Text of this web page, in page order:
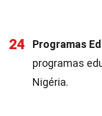
24 Programas
programas
Nigéria.